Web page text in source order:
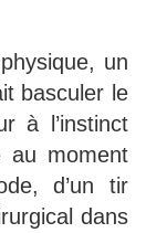
un
basculer le
à l’instinct
au moment
d’un tir
dans